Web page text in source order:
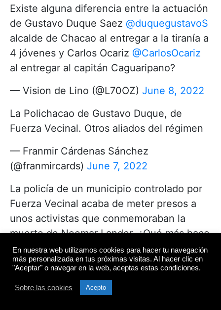
Existe alguna diferencia entre la actuación
de Gustavo Duque Saez @duquegustavoS
alcalde de Chacao al entregar a la tiranía a
4 jóvenes y Carlos Ocariz @CarlosOcariz
al entregar al capitán Caguaripano?
— Vision de Lino (@L70OZ) June 8, 2022
La Polichacao de Gustavo Duque, de
Fuerza Vecinal. Otros aliados del régimen
— Franmir Cárdenas Sánchez
(@franmircards) June 7, 2022
La policía de un municipio controlado por
Fuerza Vecinal acaba de meter presos a
unos activistas que conmemoraban la
muerte de Neomar Lander. ¿Qué más hace
falta para que entiendan que Fuerza
Vecinal no es oposición?
— Andrés González (@andreseduardog_)
En nuestra web utilizamos cookies para hacer tu navegación
más personalizada en tus próximas visitas. Al hacer clic en
"Aceptar" o navegar en la web, aceptas estas condiciones.
Sobre las cookies Acepto